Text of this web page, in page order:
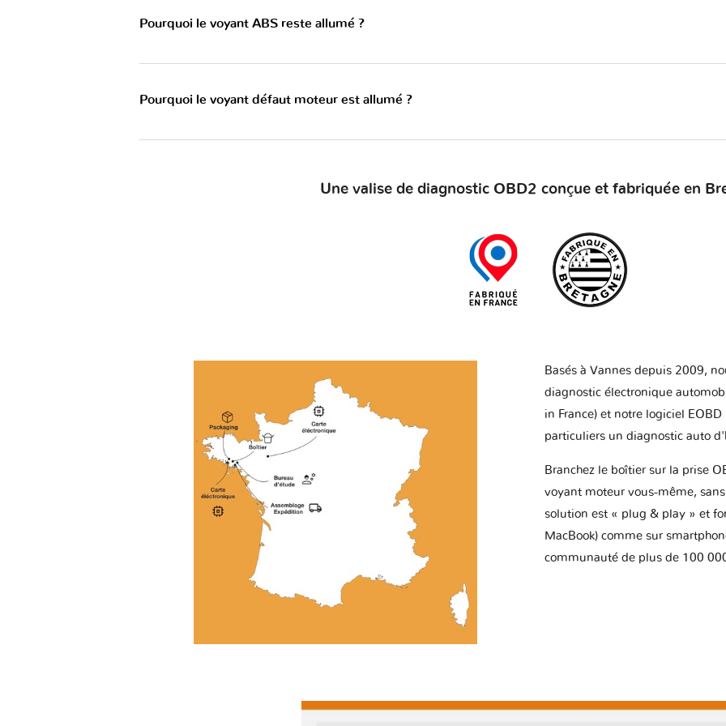
Pourquoi le voyant ABS reste allumé ?
Pourquoi le voyant défaut moteur est allumé ?
Une valise de diagnostic OBD2 conçue et fabriquée en
Basés à Vannes depuis 2009,
diagnostic électronique
in France) et notre logiciel
particuliers un diagnostic auto
Branchez le boîtier sur la prise
voyant moteur vous-même,
solution est « plug & play » et
MacBook) comme sur
communauté de plus de 100